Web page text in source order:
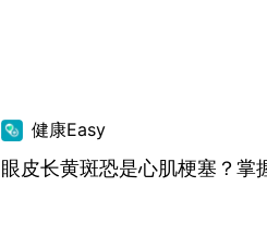
健康Easy
眼皮长黄斑恐是心肌梗塞？